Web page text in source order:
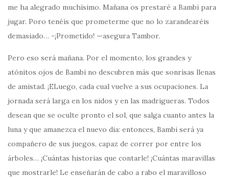
me ha alegrado muchísimo. Mañana os prestaré a Bambi para
jugar. Poro tenéis que prometerme que no lo zarandearéis
demasiado… -¡Prometido! —asegura Tambor.
Pero eso será mañana. Por el momento, los grandes y
atónitos ojos de Bambi no descubren más que sonrisas llenas
de amistad. ¡ELuego, cada cual vuelve a sus ocupaciones. La
jornada será larga en los nidos y en las madrigueras. Todos
desean que se oculte pronto el sol, que salga cuanto antes la
luna y que amanezca el nuevo dia: entonces, Bambi será ya
compañero de sus juegos, capaz de correr por entre los
árboles… ¡Cuántas historias que contarle! ¡Cuántas maravillas
que mostrarle! Le enseñarán de cabo a rabo el maravilloso